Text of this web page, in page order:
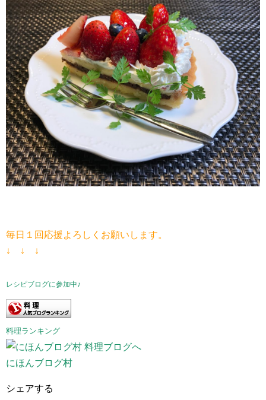
毎日１回応援よろしくお願いします。
↓ ↓ ↓
レシピブログに参加中♪
料理ランキング
にほんブログ村
シェアする